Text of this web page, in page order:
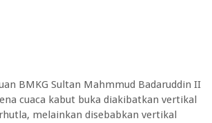
BMKG Sultan Mahmmud Badaruddin II
cuaca kabut buka diakibatkan vertikal
melainkan disebabkan vertikal